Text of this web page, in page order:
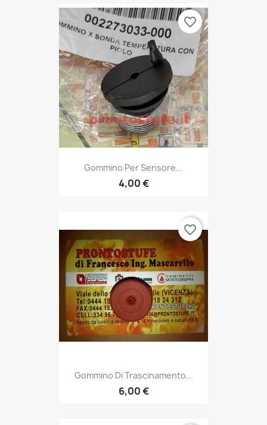
Gommino Per Sensore...
4,00 €
favorite_border
Gommino Di Trascinamento...
6,00 €
favorite_border